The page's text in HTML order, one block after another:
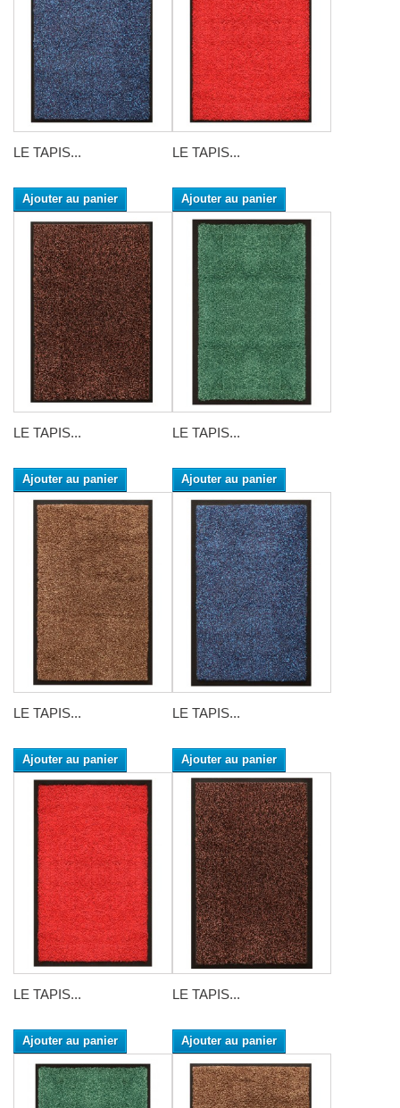
LE TAPIS...
Ajouter au panier
LE TAPIS...
Ajouter au panier
LE TAPIS...
Ajouter au panier
LE TAPIS...
Ajouter au panier
LE TAPIS...
Ajouter au panier
LE TAPIS...
Ajouter au panier
LE TAPIS...
Ajouter au panier
LE TAPIS...
Ajouter au panier